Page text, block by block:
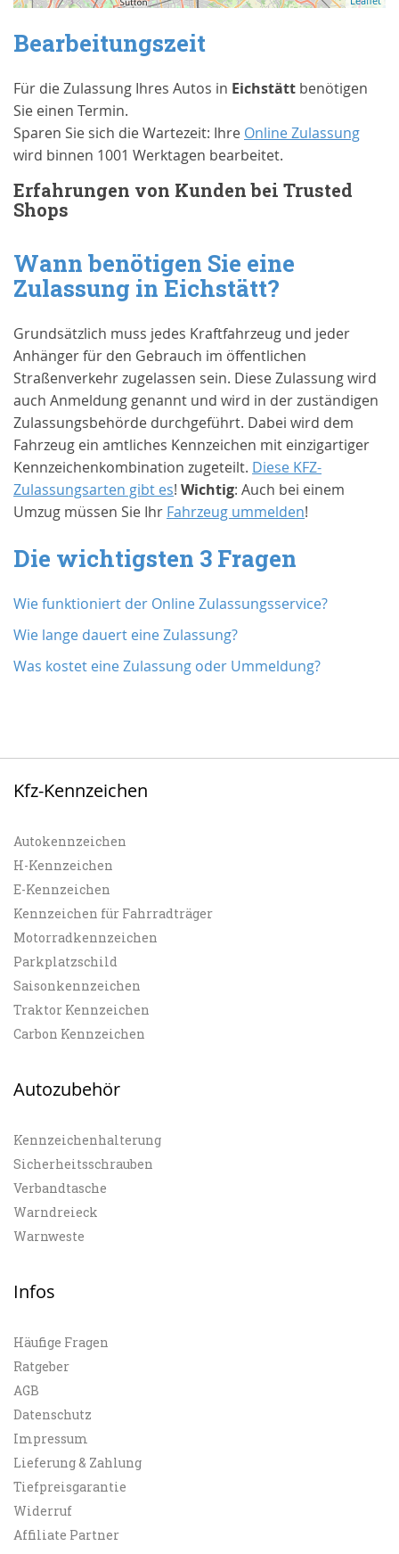
Bearbeitungszeit
Für die Zulassung Ihres Autos in Eichstätt benötigen
Sie einen Termin.
Sparen Sie sich die Wartezeit: Ihre Online Zulassung
wird binnen 1001 Werktagen bearbeitet.
Erfahrungen von Kunden bei Trusted
Shops
Wann benötigen Sie eine
Zulassung in Eichstätt?
Grundsätzlich muss jedes Kraftfahrzeug und jeder
Anhänger für den Gebrauch im öffentlichen
Straßenverkehr zugelassen sein. Diese Zulassung wird
auch Anmeldung genannt und wird in der zuständigen
Zulassungsbehörde durchgeführt. Dabei wird dem
Fahrzeug ein amtliches Kennzeichen mit einzigartiger
Kennzeichenkombination zugeteilt. Diese KFZ-
Zulassungsarten gibt es! Wichtig: Auch bei einem
Umzug müssen Sie Ihr Fahrzeug ummelden!
Die wichtigsten 3 Fragen
Wie funktioniert der Online Zulassungsservice?
Wie lange dauert eine Zulassung?
Was kostet eine Zulassung oder Ummeldung?
Kfz-Kennzeichen
Autokennzeichen
H-Kennzeichen
E-Kennzeichen
Kennzeichen für Fahrradträger
Motorradkennzeichen
Parkplatzschild
Saisonkennzeichen
Traktor Kennzeichen
Carbon Kennzeichen
Autozubehör
Kennzeichenhalterung
Sicherheitsschrauben
Verbandtasche
Warndreieck
Warnweste
Infos
Häufige Fragen
Ratgeber
AGB
Datenschutz
Impressum
Lieferung & Zahlung
Tiefpreisgarantie
Widerruf
Affiliate Partner